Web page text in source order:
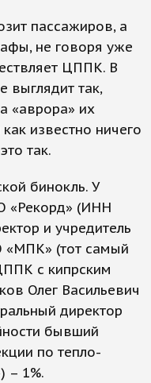
пассажиров, а
не говоря уже
ЦППК. В
выглядит так,
«аврора» их
известно ничего
так.
бинокль. У
«Рекорд» (ИНН
и учредитель
(тот самый
с кипрским
Олег Васильевич
директор
бывший
по тепло-
– 1%.